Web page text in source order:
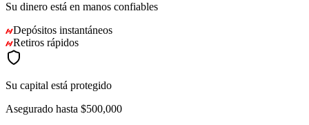
Su dinero está en manos confiables
Depósitos instantáneos
Retiros rápidos
Su capital está protegido
Asegurado hasta $500,000